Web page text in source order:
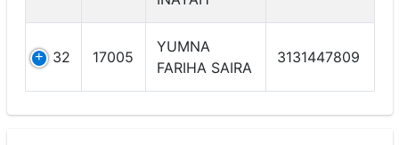
32 17005
YUMNA
FARIHA SAIRA
3131447809